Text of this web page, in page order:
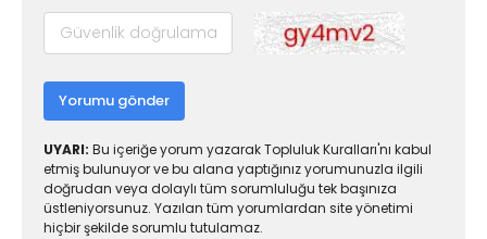
Yorumu gönder
UYARI: Bu içeriğe yorum yazarak Topluluk Kuralları'nı kabul
etmiş bulunuyor ve bu alana yaptığınız yorumunuzla ilgili
doğrudan veya dolaylı tüm sorumluluğu tek başınıza
üstleniyorsunuz. Yazılan tüm yorumlardan site yönetimi
hiçbir şekilde sorumlu tutulamaz.